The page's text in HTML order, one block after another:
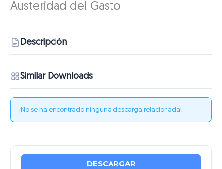
Austeridad del Gasto
Descripción
Similar Downloads
¡No se ha encontrado ninguna descarga relacionada!
DESCARGAR